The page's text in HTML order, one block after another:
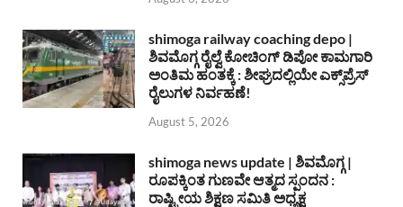
shimoga railway coaching depo |
ಶಿವಮೊಗ್ಗ ರೈಲ್ವೆ ಕೋಚಿಂಗ್ ಡಿಪೋ ಕಾಮಗಾರಿ
ಅಂತಿಮ ಹಂತಕ್ಕೆ : ಶೀಘ್ರದಲ್ಲಿಯೇ ಎಕ್ಸ್‌ಪ್ರೆಸ್
ರೈಲುಗಳ ನಿರ್ವಹಣೆ!
August 5, 2026
shimoga news update | ಶಿವಮೊಗ್ಗ |
ರೂಪಕ್ಕಿಂತ ಗುಣವೇ ಆತ್ಮದ ಸ್ಪಂದನ :
ರಾಷ್ಟ್ರೀಯ ಶಿಕ್ಷಣ ಸಮಿತಿ ಅಧ್ಯಕ್ಷ